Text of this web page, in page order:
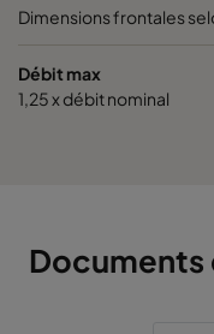
0185 287x592x520-5
Dimensions frontales
Débit max
1,25 x débit nominal